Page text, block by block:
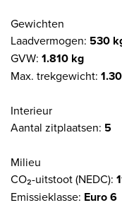
Gewichten
Laadvermogen: 530
GVW: 1.810 kg
Max. trekgewicht:
Interieur
Aantal zitplaatsen: 5
Milieu
CO₂-uitstoot (NEDC):
Emissieklasse: Euro 6